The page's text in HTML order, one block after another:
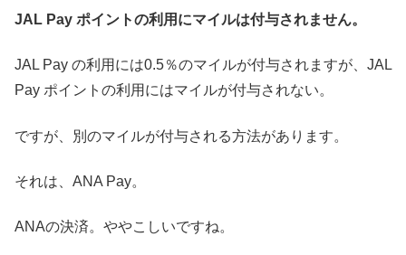
JAL Pay ポイントの利用にマイルは付与されません。
JAL Pay の利用には0.5％のマイルが付与されますが、JAL
Pay ポイントの利用にはマイルが付与されない。
ですが、別のマイルが付与される方法があります。
それは、ANA Pay。
ANAの決済。ややこしいですね。